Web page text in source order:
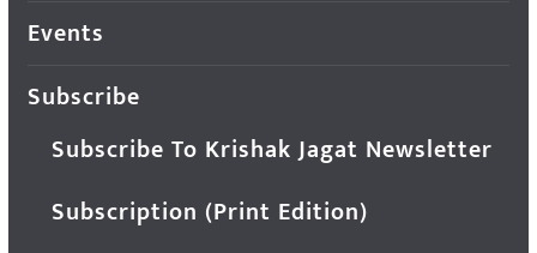
Events
Subscribe
Subscribe To Krishak Jagat Newsletter
Subscription (Print Edition)